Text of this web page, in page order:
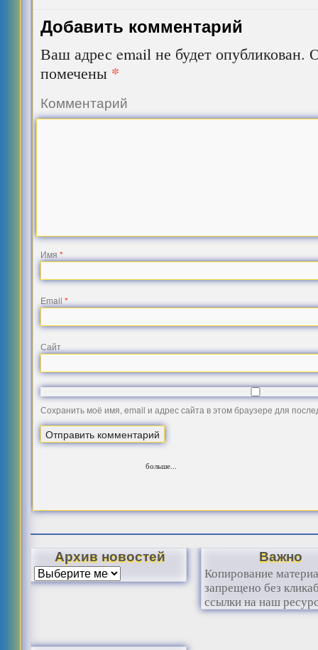
Добавить комментарий
Ваш адрес email не будет опубликован.
помечены *
Комментарий
Имя*
Email*
Сайт
Сохранить моё имя, email и адрес сайта в этом браузере для
больше...
Архив новостей Важно
Копирование
запрещено без
ссылки на наш